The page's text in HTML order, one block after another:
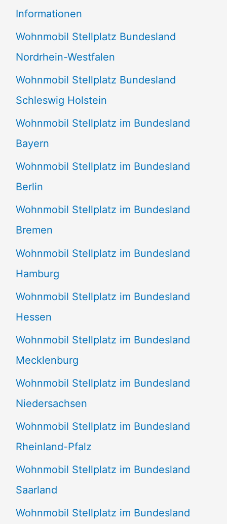
n
n
a
c
h
:
Informationen
Wohnmobil Stellplatz Bundesland
Nordrhein-Westfalen
Wohnmobil Stellplatz Bundesland
Schleswig Holstein
Wohnmobil Stellplatz im Bundesland
Bayern
Wohnmobil Stellplatz im Bundesland
Berlin
Wohnmobil Stellplatz im Bundesland
Bremen
Wohnmobil Stellplatz im Bundesland
Hamburg
Wohnmobil Stellplatz im Bundesland
Hessen
Wohnmobil Stellplatz im Bundesland
Mecklenburg
Wohnmobil Stellplatz im Bundesland
Niedersachsen
Wohnmobil Stellplatz im Bundesland
Rheinland-Pfalz
Wohnmobil Stellplatz im Bundesland
Saarland
Wohnmobil Stellplatz im Bundesland